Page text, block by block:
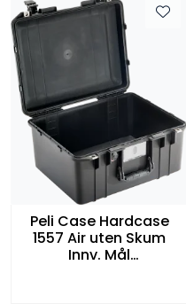
Peli Case Hardcase
1557 Air uten Skum
Innv. Mål